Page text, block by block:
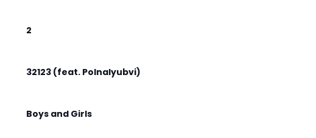
2
32123 (feat. Polnalyubvi)
Boys and Girls